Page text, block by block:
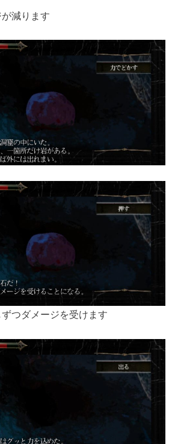
減ります
つダメージを受けます